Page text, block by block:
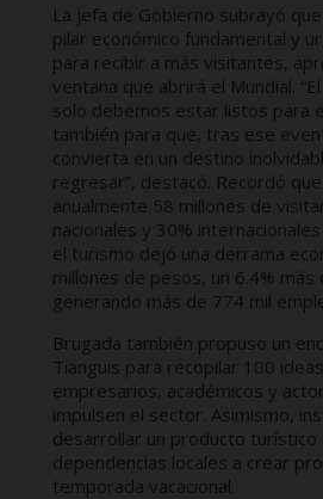
La jefa de Gobierno subrayó
pilar económico fundamental y
para recibir a más visitantes,
ventana que abrirá el Mundial.
solo debemos estar listos para
también para que, tras ese
convierta en un destino
regresar”, destacó. Recordó
anualmente 58 millones de
nacionales y 30%
el turismo dejó una derrama
millones de pesos, un 6.4% más
generando más de 774 mil
Brugada también propuso un
Tianguis para recopilar 100
empresarios, académicos y
impulsen el sector. Asimismo,
desarrollar un producto turístico
dependencias locales a crear
temporada vacacional.